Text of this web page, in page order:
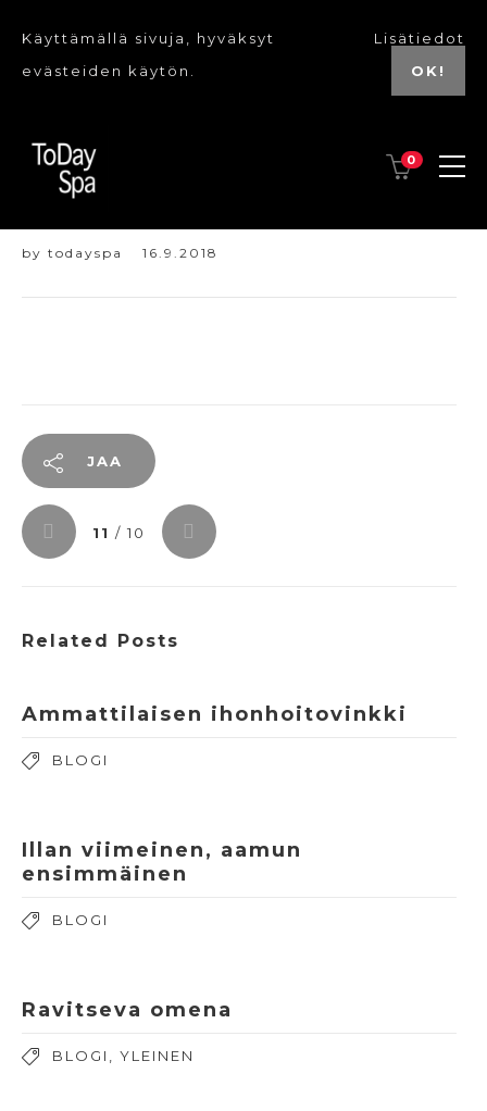
Käyttämällä sivuja, hyväksyt
evästeiden käytön.
Lisätiedot
OK!
0
IB laursen lyhty
by todayspa 16.9.2018
JAA
11 / 10
Related Posts
Ammattilaisen ihonhoitovinkki
BLOGI
Illan viimeinen, aamun
ensimmäinen
BLOGI
Ravitseva omena
BLOGI YLEINEN